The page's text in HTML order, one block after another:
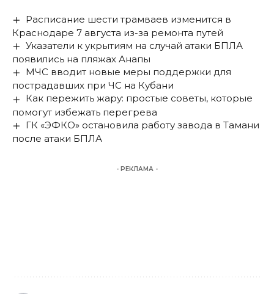
Расписание шести трамваев изменится в
Краснодаре 7 августа из-за ремонта путей
Указатели к укрытиям на случай атаки БПЛА
появились на пляжах Анапы
МЧС вводит новые меры поддержки для
пострадавших при ЧС на Кубани
Как пережить жару: простые советы, которые
помогут избежать перегрева
ГК «ЭФКО» остановила работу завода в Тамани
после атаки БПЛА
- РЕКЛАМА -